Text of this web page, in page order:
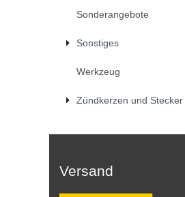
Sonderangebote
Sonstiges
Werkzeug
Zündkerzen und Stecker
Versand